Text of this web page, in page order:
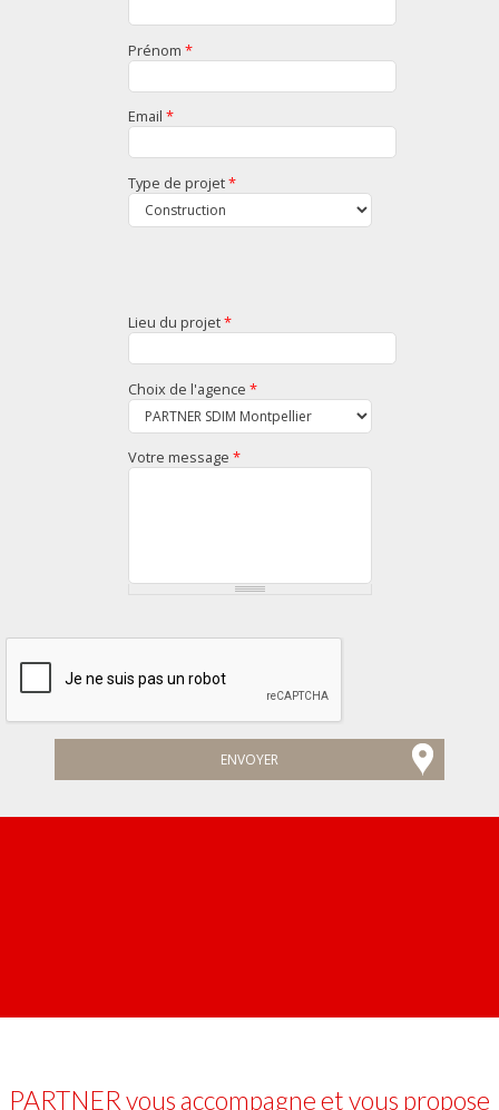
Prénom *
Email *
Type de projet*
Lieu du projet*
Choix de l'agence *
Votre message *
PARTNER vous accompagne et vous propose